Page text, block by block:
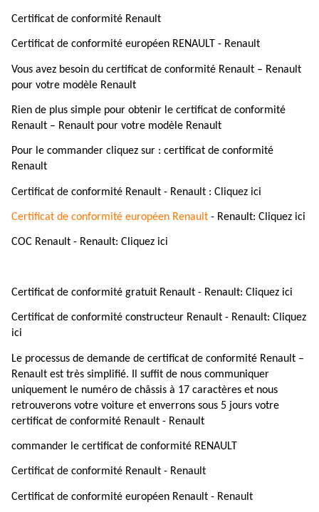
Certificat de conformité Renault
Certificat de conformité européen RENAULT - Renault
Vous avez besoin du certificat de conformité Renault – Renault
pour votre modèle Renault
Rien de plus simple pour obtenir le certificat de conformité
Renault – Renault pour votre modèle Renault
Pour le commander cliquez sur : certificat de conformité
Renault
Certificat de conformité Renault - Renault : Cliquez ici
Certificat de conformité européen Renault - Renault: Cliquez ici
COC Renault - Renault: Cliquez ici
Certificat de conformité gratuit Renault - Renault: Cliquez ici
Certificat de conformité constructeur Renault - Renault: Cliquez
ici
Le processus de demande de certificat de conformité Renault –
Renault est très simplifié. Il suffit de nous communiquer
uniquement le numéro de châssis à 17 caractères et nous
retrouverons votre voiture et enverrons sous 5 jours votre
certificat de conformité Renault - Renault
commander le certificat de conformité RENAULT
Certificat de conformité Renault - Renault
Certificat de conformité européen Renault - Renault